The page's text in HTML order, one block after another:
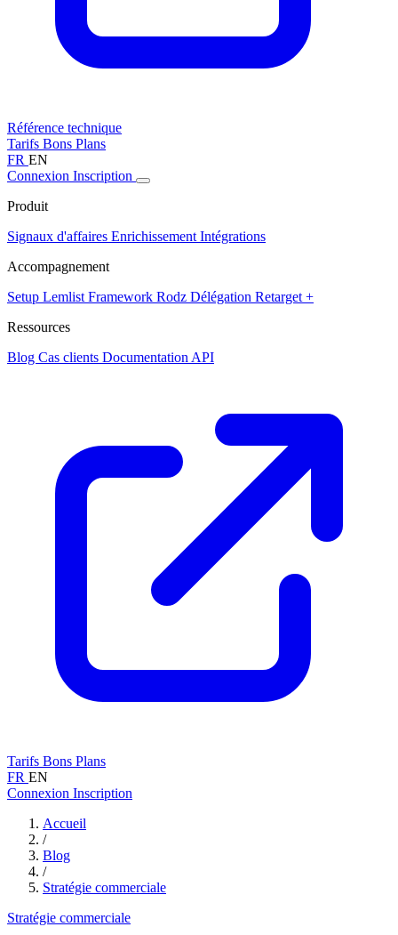
Référence technique
Tarifs Bons Plans
FR EN
Connexion Inscription
Produit
Signaux d'affaires Enrichissement Intégrations
Accompagnement
Setup Lemlist Framework Rodz Délégation Retarget +
Ressources
Blog Cas clients Documentation API
Tarifs Bons Plans
FR EN
Connexion Inscription
Accueil
/
Blog
/
Stratégie commerciale
Stratégie commerciale